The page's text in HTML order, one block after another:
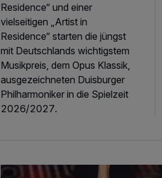
Residence“ und einer
vielseitigen „Artist in
Residence“ starten die jüngst
mit Deutschlands wichtigstem
Musikpreis, dem Opus Klassik,
ausgezeichneten Duisburger
Philharmoniker in die Spielzeit
2026/2027.
Mirage - farbenfrohe Welt der Wunder